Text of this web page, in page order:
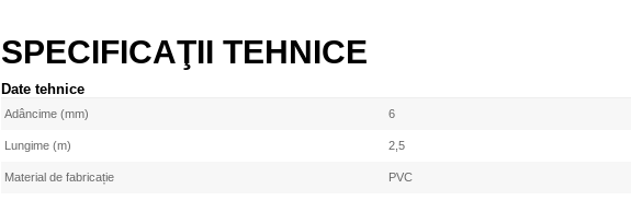
SPECIFICAŢII TEHNICE
Date tehnice
Adâncime (mm) 6
Lungime (m) 2,5
Material de fabricație PVC